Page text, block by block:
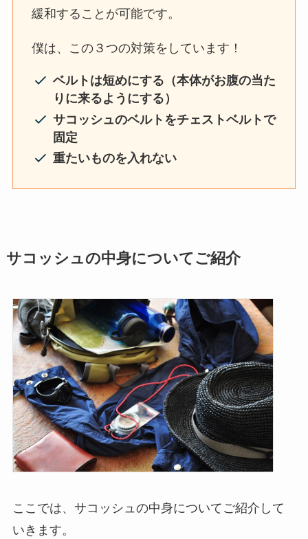
緩和することが可能です。
僕は、この３つの対策をしています！
ベルトは短めにする（本体がお腹の当た
りに来るようにする）
サコッシュのベルトをチェストベルトで
固定
重たいものを入れない
サコッシュの中身についてご紹介
ここでは、サコッシュの中身についてご紹介して
いきます。